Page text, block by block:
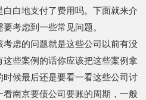
白地支付了费用吗。下面就来介
考虑到一些常见问题。
虑的问题就是这些公司以前有没
些案例的话你应该把这些案例拿
候最后还是要看一看这些公司讨
南京要债公司要账的周期，一般